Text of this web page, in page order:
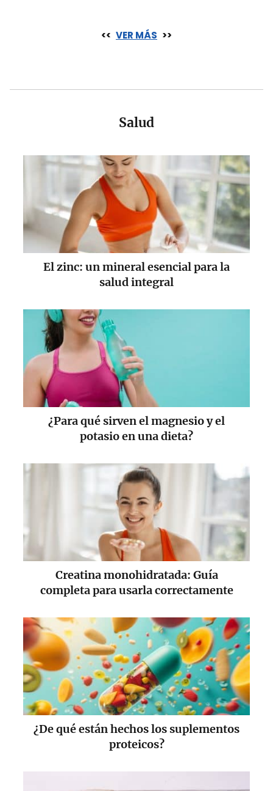
<< VER MÁS >>
Salud
El zinc: un mineral esencial para la
salud integral
¿Para qué sirven el magnesio y el
potasio en una dieta?
Creatina monohidratada: Guía
completa para usarla correctamente
¿De qué están hechos los suplementos
proteicos?